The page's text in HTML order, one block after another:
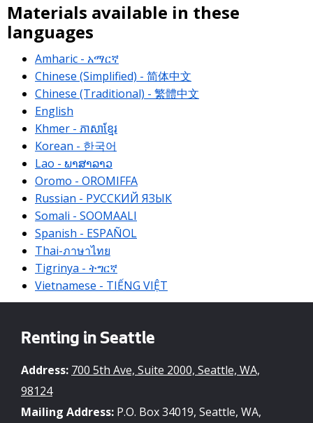
Materials available in these
languages
Amharic - አማርኛ
Chinese (Simplified) - 简体中文
Chinese (Traditional) - 繁體中文
English
Khmer - ភាសាខ្មែរ
Korean - 한국어
Lao - ພາສາລາວ
Oromo - OROMIFFA
Russian - РУССКИЙ ЯЗЫК
Somali - SOOMAALI
Spanish - ESPAÑOL
Thai-ภาษาไทย
Tigrinya - ትግርኛ
Vietnamese - TIẾNG VIỆT
Renting in Seattle
Address: 700 5th Ave, Suite 2000, Seattle, WA,
98124
Mailing Address: P.O. Box 34019, Seattle, WA,